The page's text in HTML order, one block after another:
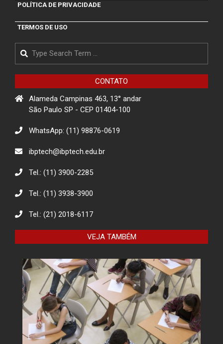
POLÍTICA DE PRIVACIDADE
TERMOS DE USO
CONTATO
Alameda Campinas 463, 13° andar
São Paulo SP - CEP 01404-100
WhatsApp: (11) 98876-0619
ibptech@ibptech.edu.br
Tel.: (11) 3900-2285
Tel.: (11) 3938-3900
Tel.: (21) 2018-6117
VEJA TAMBÉM